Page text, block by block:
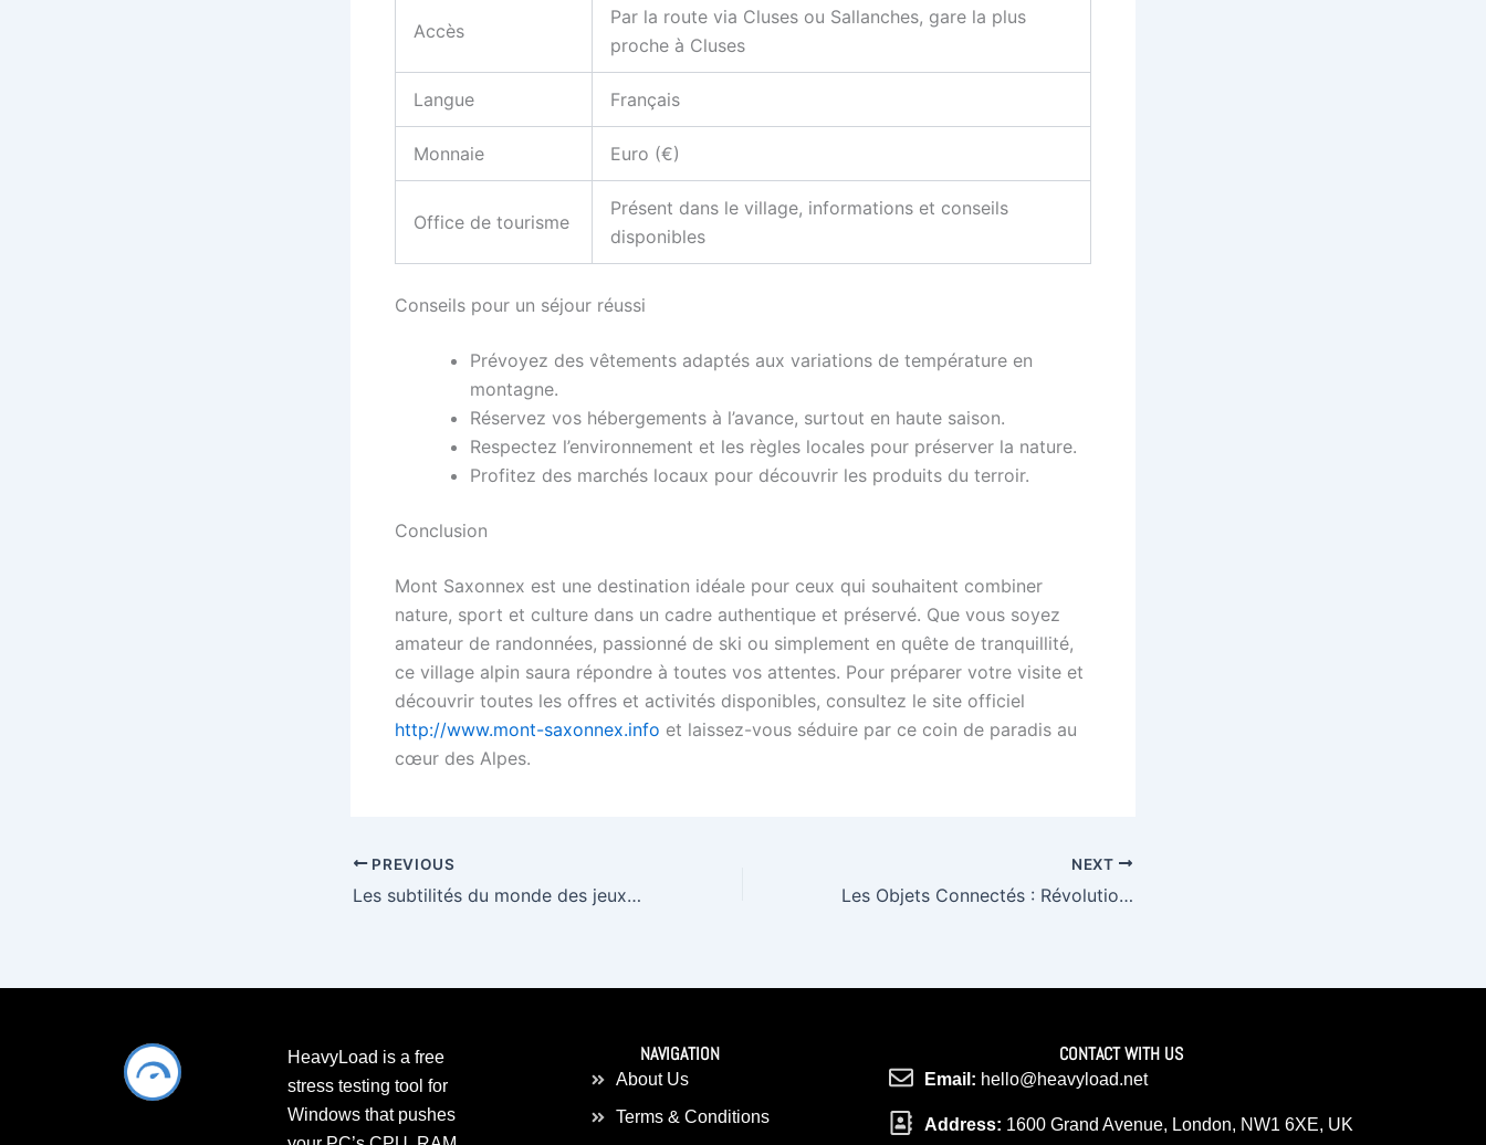
Accès
Par la route via Cluses ou Sallanches, gare la plus
proche à Cluses
Langue Français
Monnaie Euro (€)
Office de tourisme
Présent dans le village, informations et conseils
disponibles
Conseils pour un séjour réussi
Prévoyez des vêtements adaptés aux variations de température en
montagne.
Réservez vos hébergements à l’avance, surtout en haute saison.
Respectez l’environnement et les règles locales pour préserver la nature.
Profitez des marchés locaux pour découvrir les produits du terroir.
Conclusion
Mont Saxonnex est une destination idéale pour ceux qui souhaitent combiner
nature, sport et culture dans un cadre authentique et préservé. Que vous soyez
amateur de randonnées, passionné de ski ou simplement en quête de tranquillité,
ce village alpin saura répondre à toutes vos attentes. Pour préparer votre visite et
découvrir toutes les offres et activités disponibles, consultez le site officiel
http://www.mont-saxonnex.info et laissez-vous séduire par ce coin de paradis au
cœur des Alpes.
PREVIOUS
Les subtilités du monde des jeux d’argent en ligne en 2024
NEXT
Les Objets Connectés : Révolution ou Simple Gadget ?
HeavyLoad is a free
stress testing tool for
Windows that pushes
NAVIGATION
About Us
Terms & Conditions
CONTACT WITH US
Email: hello@heavyload.net
Address: 1600 Grand Avenue, London, NW1 6XE, UK